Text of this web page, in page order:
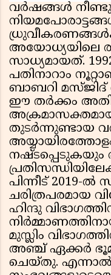
വർഷങ്ങൾ
അയോധ്യയിലെ
സാധ്യമായത്.
പതിനാറാം
ബാബറി മസ്ജിദ്
ഈ തർക്കം
തുടർന്നുണ്ടായ
നഷ്ടപ്പെടുകയും
പിന്നീട് 2019-
ചരിത്രപരമായ
ഹിന്ദു
മുസ്ലിം
അഞ്ച് ഏക്കർ
ചെയ്തു.